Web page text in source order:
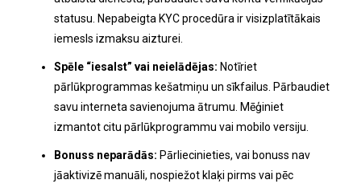
statusu. Nepabeigta KYC procedūra ir visizplatītākais
iemesls izmaksu aizturei.
Spēle “iesalst” vai neielādējas: Notīriet
pārlūkprogrammas kešatmiņu un sīkfailus. Pārbaudiet
savu interneta savienojuma ātrumu. Mēģiniet
izmantot citu pārlūkprogrammu vai mobilo versiju.
Bonuss neparādās: Pārliecinieties, vai bonuss nav
jāaktivizē manuāli, nospiežot klaķi pirms vai pēc